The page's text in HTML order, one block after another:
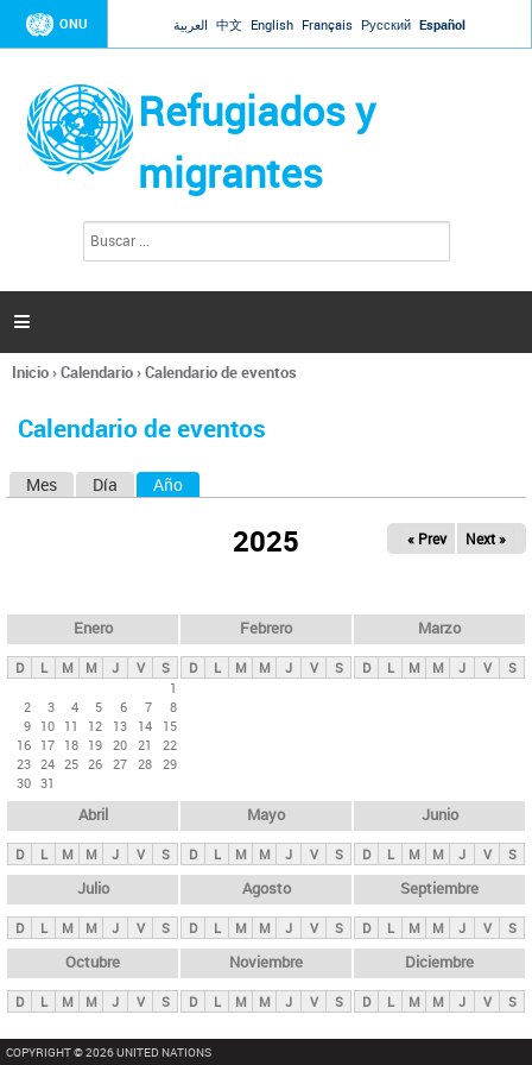
Jump to navigation
ONU العربية 中文 English Français Русский Español
Refugiados y
migrantes
l
d
s

Se
usted
Inicio›Calendario›Calendario de eventos
Calendario de eventos
s
p
n
c
i
p
l
e
s
Mes Día Año
2025 « Prev Next »
Enero
D L M M J V
S
1
2
3 4 5 6 7
8
9 10 11 12 13 14
15
16 17 18 19 20 21
22
23 24 25 26 27 28 29
30 31
Febrero
D L M M J V S
Marzo
D L M M J V S
Abril
D L M M J V S
Mayo
D L M M J V S
Junio
D L M M J V S
Julio
D L M M J V S
Agosto
D L M M J V S
Septiembre
D L M M J V S
Octubre
D L M M J V S
Noviembre
D L M M J V S
Diciembre
D L M M J V S
COPYRIGHT © 2026 UNITED NATIONS